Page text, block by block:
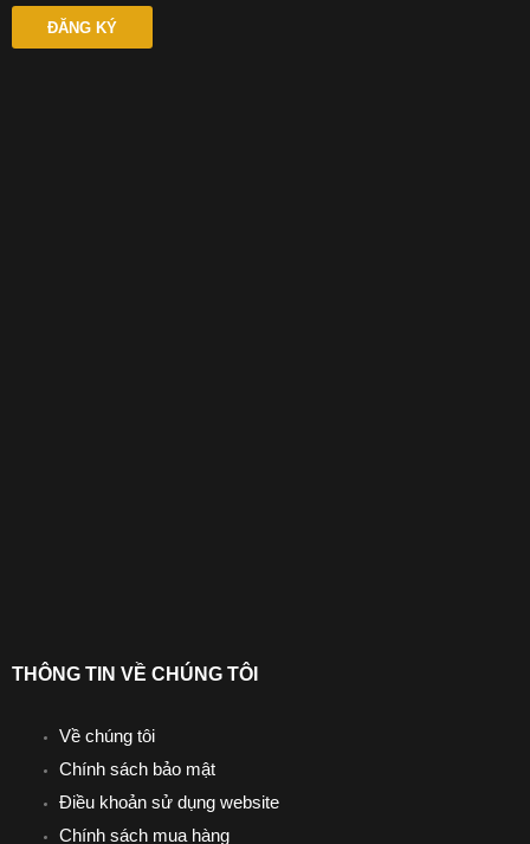
THÔNG TIN VỀ CHÚNG TÔI
Về chúng tôi
Chính sách bảo mật
Điều khoản sử dụng website
Chính sách mua hàng